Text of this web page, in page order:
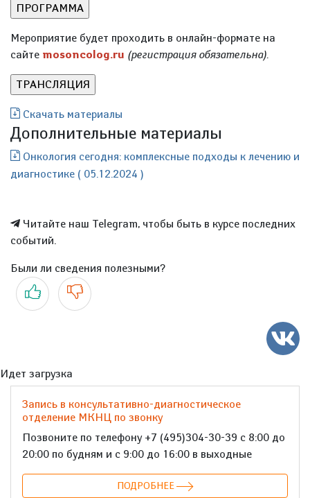
Мероприятие будет проходить в онлайн-формате на
сайте mosoncolog.ru (регистрация обязательна).
Скачать материалы
Дополнительные материалы
Онкология сегодня: комплексные подходы к лечению и
диагностике ( 05.12.2024 )
Читайте наш Telegram, чтобы быть в курсе последних
событий.
Были ли сведения полезными?
Да
Идет загрузка
Запись в консультативно-диагностическое
отделение МКНЦ по звонку
Позвоните по телефону +7 (495)304-30-39 с 8:00 до
20:00 по будням и с 9:00 до 16:00 в выходные
ПОДРОБНЕЕ